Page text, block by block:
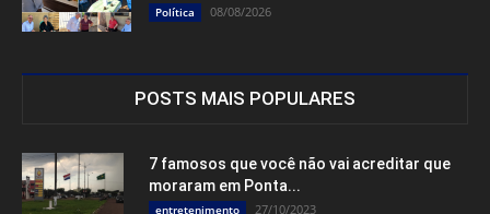
Política 08/08/2026
POSTS MAIS POPULARES
7 famosos que você não vai acreditar que
moraram em Ponta...
entretenimento 27/10/2023